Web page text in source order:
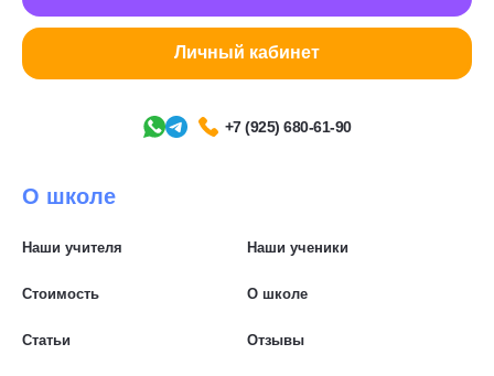
Личный кабинет
+7 (925) 680-61-90
О школе
Наши учителя Наши ученики
Стоимость О школе
Статьи Отзывы